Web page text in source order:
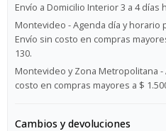
Envío a Domicilio Interior 3 a 4 días
Montevideo - Agenda día y horario
Envío sin costo en compras
130.
Montevideo y Zona Metropolitana -
costo en compras mayores a $
Cambios y devoluciones